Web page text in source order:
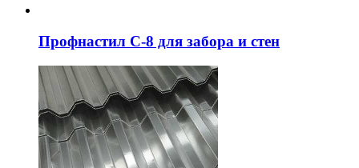
Профнастил С-8 для забора и стен